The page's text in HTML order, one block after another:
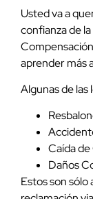
Usted va a
confianza de
aprender más
Algunas de las
Caída
Daños
Estos son sólo